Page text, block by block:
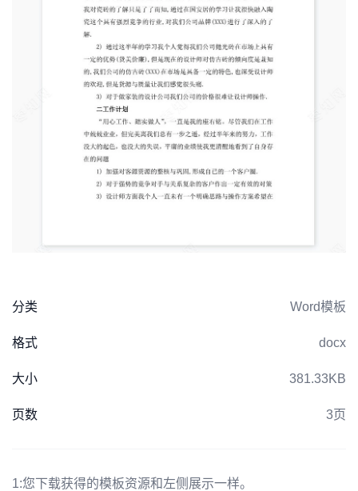
分类 Word模板
格式 docx
大小 381.33KB
页数 3页
1:您下载获得的模板资源和左侧展示一样。